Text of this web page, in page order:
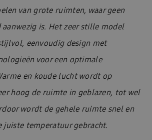
van grote ruimten, waar geen
is. Het zeer stille model
eenvoudig design met
voor een optimale
en koude lucht wordt op
hoog de ruimte in geblazen, tot wel
wordt de gehele ruimte snel en
juiste temperatuur gebracht.